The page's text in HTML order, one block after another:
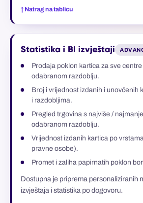
↑ Natrag na tablicu
Statistika i BI izvještaji
Prodaja poklon kartica za sve
odabranom razdoblju.
Broj i vrijednost izdanih i unovčenih
i razdobljima.
Pregled trgovina s najviše /
odabranom razdoblju.
Vrijednost izdanih kartica po
pravne osobe).
Promet i zaliha papirnatih poklon
Dostupna je priprema personaliziranih
izvještaja i statistika po dogovoru.